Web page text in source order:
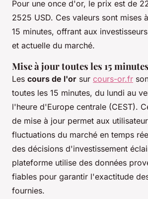
Pour une once d'or, le prix est de
2525 USD. Ces valeurs sont mises
15 minutes, offrant aux
et actuelle du marché.
Mise à jour toutes les 15 minutes
Les cours de l'or sur cours-or.fr
toutes les 15 minutes, du lundi au
l'heure d'Europe centrale (CEST).
de mise à jour permet aux
fluctuations du marché en temps
des décisions d'investissement
plateforme utilise des données
fiables pour garantir l'exactitude
fournies.